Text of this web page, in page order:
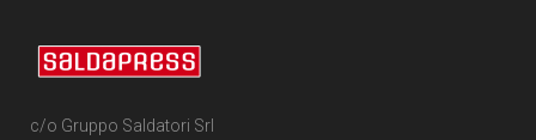
c/o Gruppo Saldatori Srl